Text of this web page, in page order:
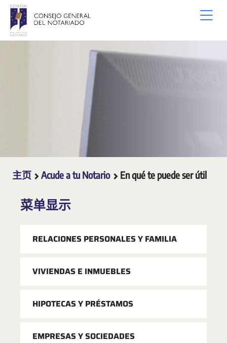
跳转到主内容
主页 Acude a tu Notario En qué te puede ser útil
菜单显示
RELACIONES PERSONALES Y FAMILIA
VIVIENDAS E INMUEBLES
HIPOTECAS Y PRÉSTAMOS
EMPRESAS Y SOCIEDADES